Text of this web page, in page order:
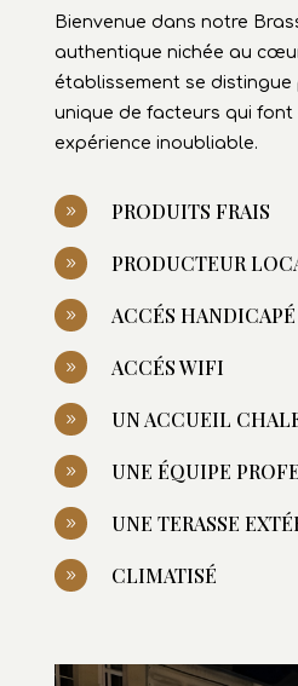
PRODUITS FRAIS
9 PRODUCTEUR
9 ACCÉS WIFI
9 UN ACCUEIL
9 UNE ÉQUIPE
9 UNE TERASSE
9 CLIMATISÉ